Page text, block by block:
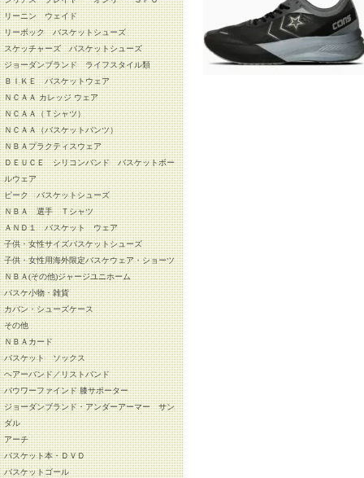
リーニン ウェイド
リーボック バスケットシューズ
スケッチャーズ バスケットシューズ
ジョーダンブランド ライフスタイル類
ＢＩＫＥ バスケットウェア
ＮＣＡＡ カレッジ ウェア
ＮＣＡＡ（Ｔシャツ）
ＮＣＡＡ（バスケットパンツ）
ＮＢＡプラクティスウェア
ＤＥＵＣＥ シリコンバンド バスケットボー
ルウェア
ピーク バスケットシューズ
ＮＢＡ 選手 Ｔシャツ
ＡＮＤ１ バスケット ウェア
子供・女性サイズバスケットシューズ
子供・女性用海外限定バスケウェア・ショーツ
ＮＢＡ(その他)ジャージユニホーム
バスケ小物・雑貨
カバン・シューズケース
その他
ＮＢＡカード
バスケット ソックス
ヘアーバンド／リストバンド
バウワーファインド 膝サポーター
ジョーダンブランド・アンダーアーマー サン
ダル
アーチ
バスケット本・ＤＶＤ
バスケットゴール